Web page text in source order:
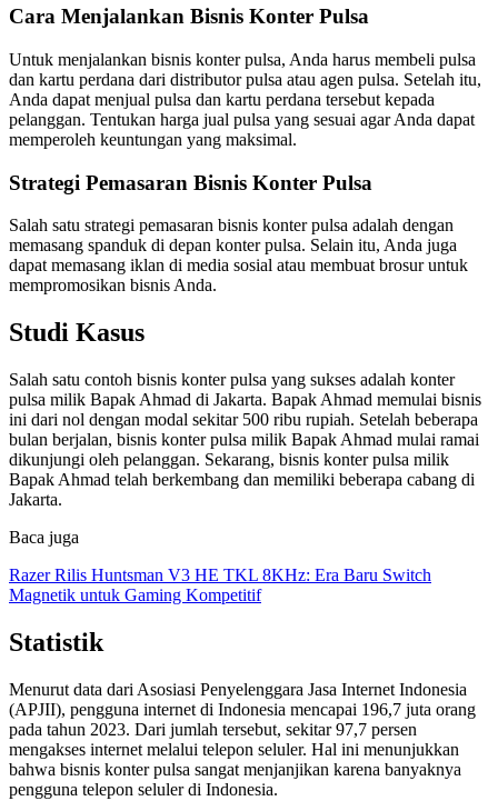
Cara Menjalankan Bisnis Konter Pulsa
Untuk menjalankan bisnis konter pulsa, Anda harus membeli pulsa
dan kartu perdana dari distributor pulsa atau agen pulsa. Setelah itu,
Anda dapat menjual pulsa dan kartu perdana tersebut kepada
pelanggan. Tentukan harga jual pulsa yang sesuai agar Anda dapat
memperoleh keuntungan yang maksimal.
Strategi Pemasaran Bisnis Konter Pulsa
Salah satu strategi pemasaran bisnis konter pulsa adalah dengan
memasang spanduk di depan konter pulsa. Selain itu, Anda juga
dapat memasang iklan di media sosial atau membuat brosur untuk
mempromosikan bisnis Anda.
Studi Kasus
Salah satu contoh bisnis konter pulsa yang sukses adalah konter
pulsa milik Bapak Ahmad di Jakarta. Bapak Ahmad memulai bisnis
ini dari nol dengan modal sekitar 500 ribu rupiah. Setelah beberapa
bulan berjalan, bisnis konter pulsa milik Bapak Ahmad mulai ramai
dikunjungi oleh pelanggan. Sekarang, bisnis konter pulsa milik
Bapak Ahmad telah berkembang dan memiliki beberapa cabang di
Jakarta.
Baca juga
Razer Rilis Huntsman V3 HE TKL 8KHz: Era Baru Switch
Magnetik untuk Gaming Kompetitif
Statistik
Menurut data dari Asosiasi Penyelenggara Jasa Internet Indonesia
(APJII), pengguna internet di Indonesia mencapai 196,7 juta orang
pada tahun 2023. Dari jumlah tersebut, sekitar 97,7 persen
mengakses internet melalui telepon seluler. Hal ini menunjukkan
bahwa bisnis konter pulsa sangat menjanjikan karena banyaknya
pengguna telepon seluler di Indonesia.